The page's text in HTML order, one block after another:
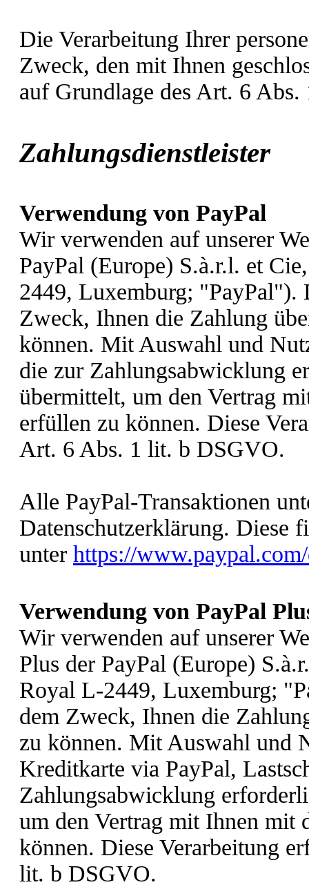
Die Verarbeitung Ihrer
Zweck, den mit Ihnen
auf Grundlage des Art. 6
Verwendung von PayPal
Wir verwenden auf unserer
PayPal (Europe) S.à.r.l. et
2449, Luxemburg; "PayPal").
Zweck, Ihnen die Zahlung
können. Mit Auswahl und
die zur Zahlungsabwicklung
übermittelt, um den Vertrag
erfüllen zu können. Diese
Art. 6 Abs. 1 lit. b DSGVO.
Alle PayPal-Transaktionen
Datenschutzerklärung. Diese
unter https://
Verwendung von PayPal
Wir verwenden auf unserer
Plus der PayPal (Europe)
Royal L-2449, Luxemburg;
dem Zweck, Ihnen die
zu können. Mit Auswahl und
Kreditkarte via PayPal,
Zahlungsabwicklung
um den Vertrag mit Ihnen mit
können. Diese Verarbeitung
lit. b DSGVO.